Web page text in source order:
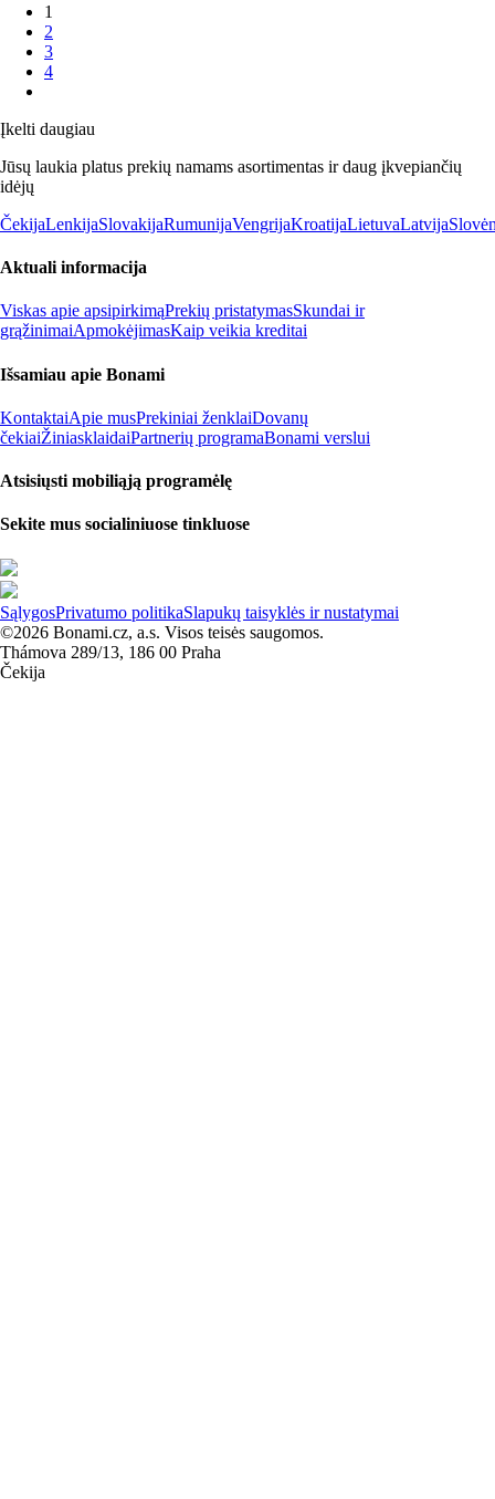
1
2
3
4
Įkelti daugiau
Jūsų laukia platus prekių namams asortimentas ir daug įkvepiančių
idėjų
ČekijaLenkijaSlovakijaRumunijaVengrijaKroatijaLietuvaLatvija
Aktuali informacija
Viskas apie apsipirkimąPrekių pristatymasSkundai ir
grąžinimaiApmokėjimasKaip veikia kreditai
Išsamiau apie Bonami
KontaktaiApie musPrekiniai ženklaiDovanų
čekiaiŽiniasklaidaiPartnerių programaBonami verslui
Atsisiųsti mobiliąją programėlę
Sekite mus socialiniuose tinkluose
SąlygosPrivatumo politikaSlapukų taisyklės ir nustatymai
©2026 Bonami.cz, a.s. Visos teisės saugomos.
Thámova 289/13, 186 00 Praha
Čekija